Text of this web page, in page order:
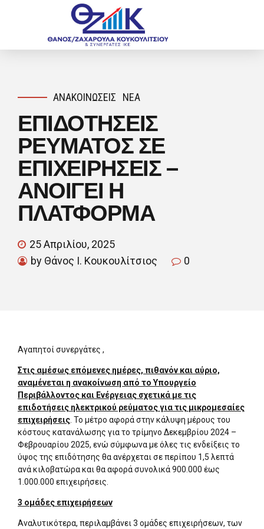
ΑΝΑΚΟΙΝΏΣΕΙΣ ΝΈΑ
ΕΠΙΔΟΤΗΣΕΙΣ
ΡΕΥΜΑΤΟΣ ΣΕ
ΕΠΙΧΕΙΡΗΣΕΙΣ –
ΑΝΟΙΓΕΙ Η
ΠΛΑΤΦΟΡΜΑ
25 Απριλίου, 2025
by Θάνος Ι. Κουκουλίτσιος
0
Αγαπητοί συνεργάτες ,
Στις αμέσως επόμενες ημέρες, πιθανόν και αύριο,
αναμένεται η ανακοίνωση από το Υπουργείο
Περιβάλλοντος και Ενέργειας σχετικά με τις
επιδοτήσεις ηλεκτρικού ρεύματος για τις μικρομεσαίες
επιχειρήσεις . Το μέτρο αφορά στην κάλυψη μέρους του
κόστους κατανάλωσης για το τρίμηνο Δεκεμβρίου 2024 –
Φεβρουαρίου 2025, ενώ σύμφωνα με όλες τις ενδείξεις το
ύψος της επιδότησης θα ανέρχεται σε περίπου 1,5 λεπτά
ανά κιλοβατώρα και θα αφορά συνολικά 900.000 έως
1.000.000 επιχειρήσεις.
3 ομάδες επιχειρήσεων
Αναλυτικότερα, περιλαμβάνει 3 ομάδες επιχειρήσεων, των